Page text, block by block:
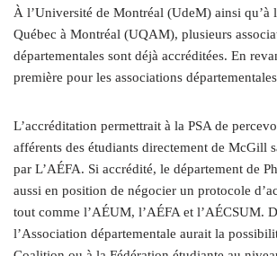
À l’Université de Montréal (UdeM) ainsi qu’à
Québec à Montréal (UQAM), plusieurs
départementales sont déjà accréditées. En
première pour les associations
L’accréditation permettrait à la PSA de
afférents des étudiants directement de McGill
par L’AÉFA. Si accrédité, le département de
aussi en position de négocier un protocole
tout comme l’AÉUM, l’AÉFA et l’AÉCSUM.
l’Association départementale aurait la